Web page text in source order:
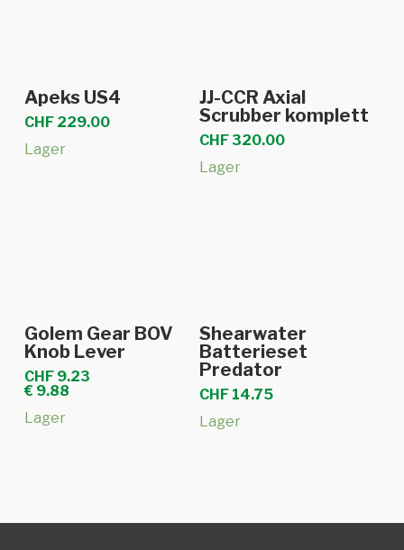
In den Warenkorb
Apeks US4
CHF229.00
Lager
In den Warenkorb
JJ-CCR Axial
Scrubber komplett
CHF320.00
Lager
In den Warenkorb
Golem Gear BOV
Knob Lever
CHF9.23
€9.88
Lager
In den Warenkorb
Shearwater
Batterieset
Predator
CHF 14.75
Lager